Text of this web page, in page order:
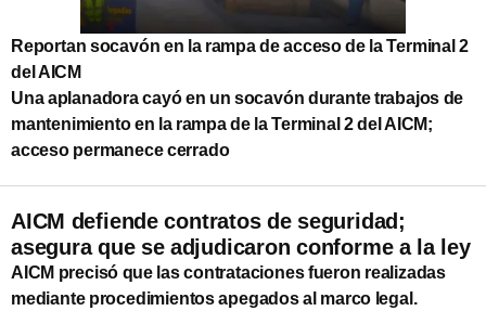
Reportan socavón en la rampa de acceso de la Terminal 2
del AICM
Una aplanadora cayó en un socavón durante trabajos de
mantenimiento en la rampa de la Terminal 2 del AICM;
acceso permanece cerrado
AICM defiende contratos de seguridad;
asegura que se adjudicaron conforme a la ley
AICM precisó que las contrataciones fueron realizadas
mediante procedimientos apegados al marco legal.